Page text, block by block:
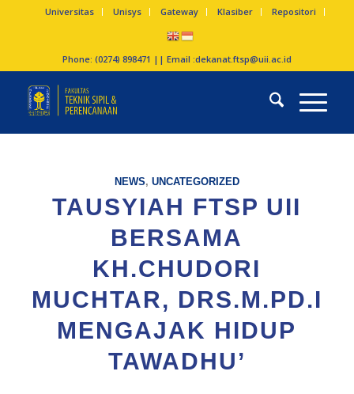
Universitas Unisys Gateway Klasiber Repositori
Phone: (0274) 898471 || Email :dekanat.ftsp@uii.ac.id
NEWS, UNCATEGORIZED
TAUSYIAH FTSP UII
BERSAMA
KH.CHUDORI
MUCHTAR, DRS.M.PD.I
MENGAJAK HIDUP
TAWADHU’